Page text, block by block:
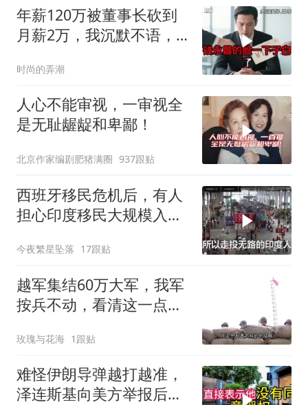
年薪120万被董事长砍到
月薪2万，我沉默不语，
我
时尚的弄潮
人心不能审视，一审视全
是无耻龌龊和卑鄙！
北京作家编剧肥猪满圈 937跟贴
西班牙移民危机后，有人
担心印度移民大规模入侵
今夜繁星坠落 17跟贴
越军集结60万大军，我军
按兵不动，看清这一点便
玫瑰与花海 1跟贴
难怪伊朗导弹越打越准，
泽连斯基向美方举报后，